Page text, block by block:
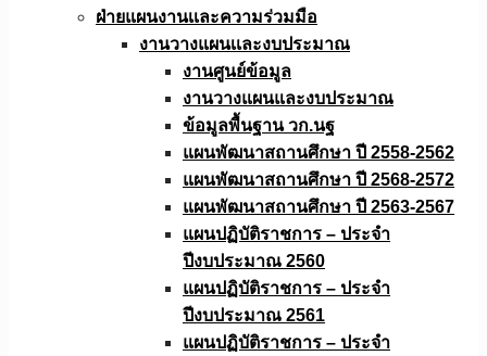
ฝ่ายแผนงานเเละความร่วมมือ
งานวางแผนเเละงบประมาณ
งานศูนย์ข้อมูล
งานวางแผนและงบประมาณ
ข้อมูลพื้นฐาน วก.นฐ
แผนพัฒนาสถานศึกษา ปี 2558-2562
แผนพัฒนาสถานศึกษา ปี 2568-2572
แผนพัฒนาสถานศึกษา ปี 2563-2567
แผนปฏิบัติราชการ – ประจำ
ปีงบประมาณ 2560
แผนปฏิบัติราชการ – ประจำ
ปีงบประมาณ 2561
แผนปฏิบัติราชการ – ประจำ